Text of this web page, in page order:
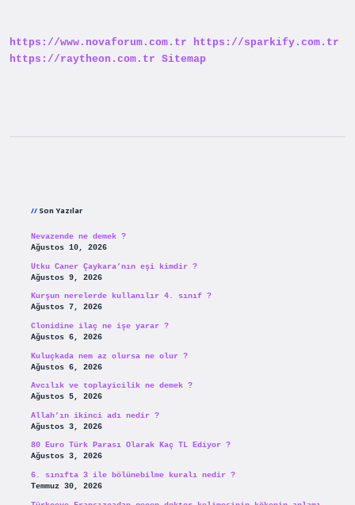
https://www.novaforum.com.tr
https://sparkify.com.tr
https://raytheon.com.tr Sitemap
Son Yazılar
Nevazende ne demek ?
Ağustos 10, 2026
Utku Caner Çaykara’nın eşi kimdir ?
Ağustos 9, 2026
Kurşun nerelerde kullanılır 4. sınıf ?
Ağustos 7, 2026
Clonidine ilaç ne işe yarar ?
Ağustos 6, 2026
Kuluçkada nem az olursa ne olur ?
Ağustos 6, 2026
Avcılık ve toplayicilik ne demek ?
Ağustos 5, 2026
Allah’ın ikinci adı nedir ?
Ağustos 3, 2026
80 Euro Türk Parası Olarak Kaç TL Ediyor ?
Ağustos 3, 2026
6. sınıfta 3 ile bölünebilme kuralı nedir ?
Temmuz 30, 2026